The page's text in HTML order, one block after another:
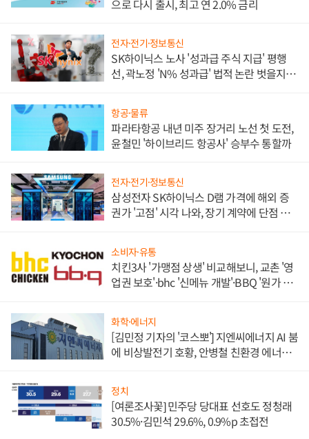
으로 다시 출시, 최고 연 2.0% 금리
전자·전기·정보통신
SK하이닉스 노사 '성과급 주식 지급' 평행
선, 곽노정 'N% 성과급' 법적 논란 벗을지 주
항공·물류
파라타항공 내년 미주 장거리 노선 첫 도전,
윤철민 '하이브리드 항공사' 승부수 통할까
전자·전기·정보통신
삼성전자 SK하이닉스 D램 가격에 해외 증
권가 '고점' 시각 나와, 장기 계약에 단점 부
소비자·유통
치킨3사 '가맹점 상생' 비교해보니, 교촌 '영
업권 보호'·bhc '신메뉴 개발'·BBQ '원가 부
화학·에너지
[김민정 기자의 '코스뽀'] 지엔씨에너지 AI 붐
에 비상발전기 호황, 안병철 친환경 에너지
정치
[여론조사꽃] 민주당 당대표 선호도 정청래
30.5%·김민석 29.6%, 0.9%p 초접전